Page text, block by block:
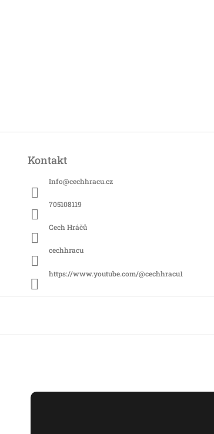
Kontakt
Info@cechhracu.cz
705108119
Cech Hráčů
cechhracu
https://www.youtube.com/@cechhracu1